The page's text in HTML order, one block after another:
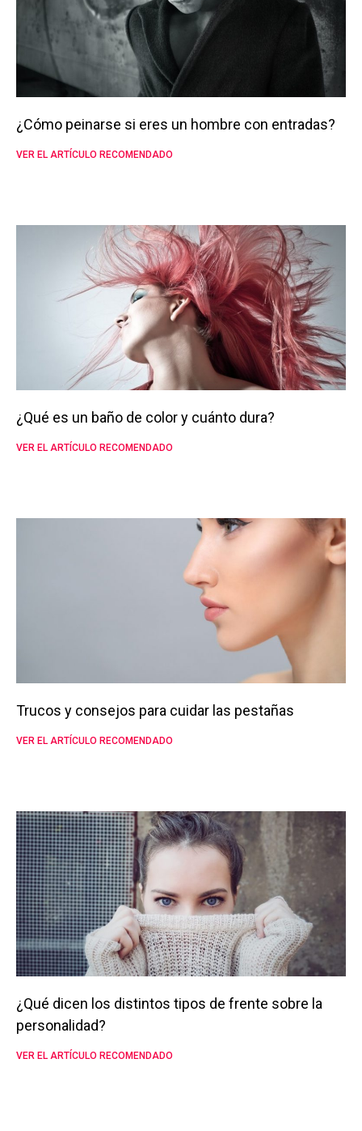
¿Cómo peinarse si eres un hombre con entradas?
VER EL ARTÍCULO RECOMENDADO
¿Qué es un baño de color y cuánto dura?
VER EL ARTÍCULO RECOMENDADO
Trucos y consejos para cuidar las pestañas
VER EL ARTÍCULO RECOMENDADO
¿Qué dicen los distintos tipos de frente sobre la
personalidad?
VER EL ARTÍCULO RECOMENDADO